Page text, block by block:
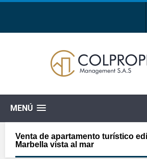
MENÚ
Venta de apartamento turístico
Marbella vista al mar